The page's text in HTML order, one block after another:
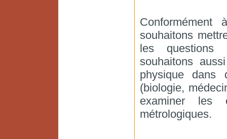
souhaitons
les questions
souhaitons
physique dans
(biologie,
examiner les
métrologiques.